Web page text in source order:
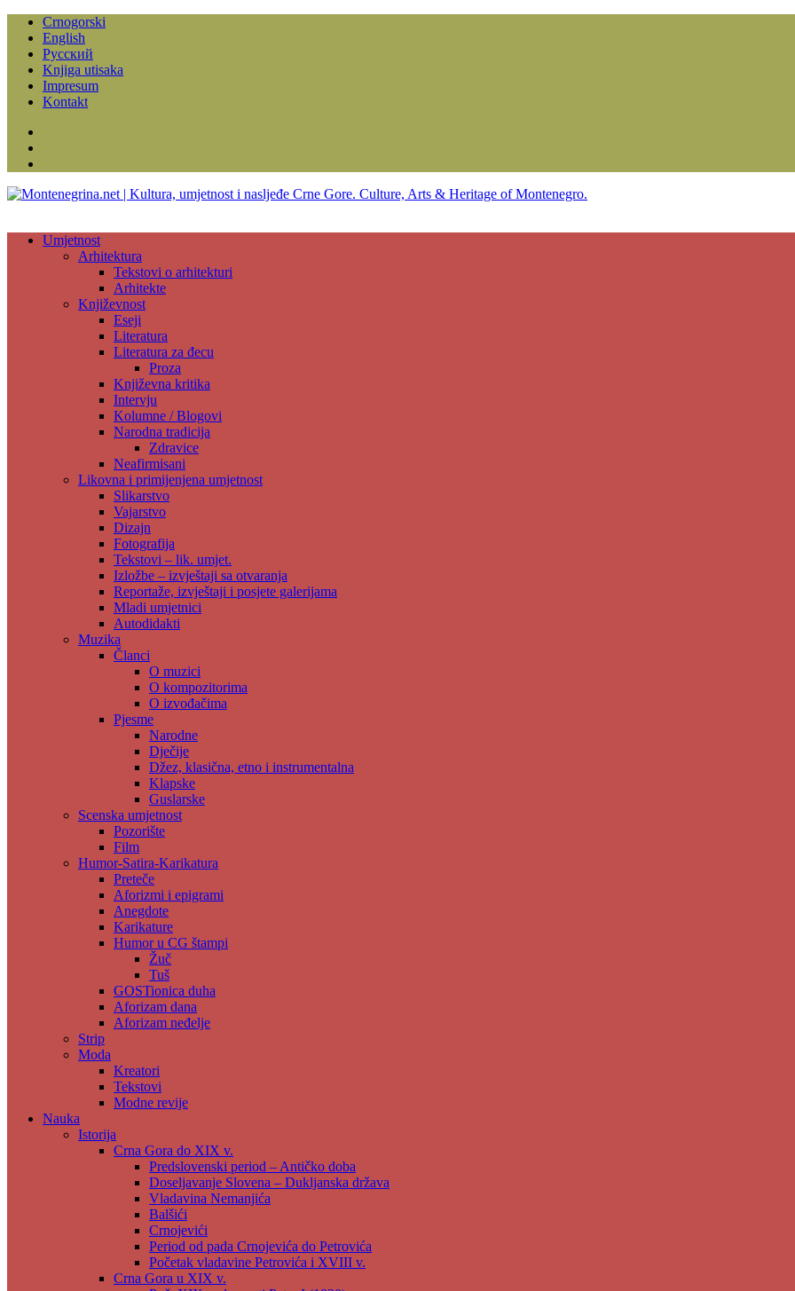
Crnogorski
English
Русский
Knjiga utisaka
Impresum
Kontakt
Umjetnost
Arhitektura
Tekstovi o arhitekturi
Arhitekte
Književnost
Eseji
Literatura
Literatura za đecu
Proza
Književna kritika
Intervju
Kolumne / Blogovi
Narodna tradicija
Zdravice
Neafirmisani
Likovna i primijenjena umjetnost
Slikarstvo
Vajarstvo
Dizajn
Fotografija
Tekstovi – lik. umjet.
Izložbe – izvještaji sa otvaranja
Reportaže, izvještaji i posjete galerijama
Mladi umjetnici
Autodidakti
Muzika
Članci
O muzici
O kompozitorima
O izvođačima
Pjesme
Narodne
Dječije
Džez, klasična, etno i instrumentalna
Klapske
Guslarske
Scenska umjetnost
Pozorište
Film
Humor-Satira-Karikatura
Preteče
Aforizmi i epigrami
Anegdote
Karikature
Humor u CG štampi
Žuč
Tuš
GOSTionica duha
Aforizam dana
Aforizam neđelje
Strip
Moda
Kreatori
Tekstovi
Modne revije
Nauka
Istorija
Crna Gora do XIX v.
Predslovenski period – Antičko doba
Doseljavanje Slovena – Dukljanska država
Vladavina Nemanjića
Balšići
Crnojevići
Period od pada Crnojevića do Petrovića
Početak vladavine Petrovića i XVIII v.
Crna Gora u XIX v.